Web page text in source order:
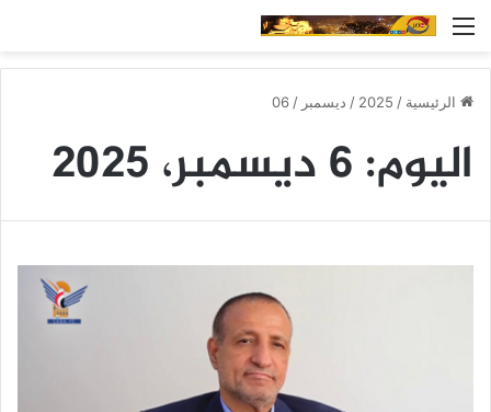
القائمة
الرئيسية /
2025
/ ديسمبر /
06
اليوم: 6 ديسمبر، 2025